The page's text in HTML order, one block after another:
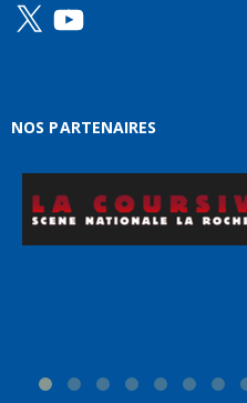
X YouTube
NOS PARTENAIRES